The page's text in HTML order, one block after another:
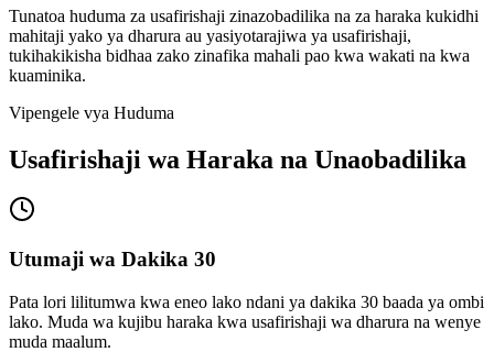
Tunatoa huduma za usafirishaji zinazobadilika na za haraka kukidhi
mahitaji yako ya dharura au yasiyotarajiwa ya usafirishaji,
tukihakikisha bidhaa zako zinafika mahali pao kwa wakati na kwa
kuaminika.
Vipengele vya Huduma
Usafirishaji wa Haraka na Unaobadilika
Utumaji wa Dakika 30
Pata lori lilitumwa kwa eneo lako ndani ya dakika 30 baada ya ombi
lako. Muda wa kujibu haraka kwa usafirishaji wa dharura na wenye
muda maalum.